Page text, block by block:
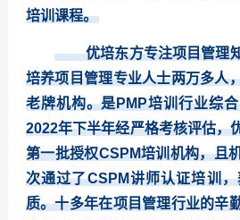
培训课程。
优培东方专注项目管理
培养项目管理专业人士两万多人
老牌机构。是PMP培训行业综
2022年下半年经严格考核评估，
第一批授权CSPM培训机构，且
次通过了CSPM讲师认证培训
质。十多年在项目管理行业的辛